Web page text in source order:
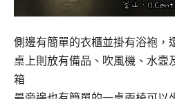
側邊有簡單的衣櫃並掛有浴袍，
桌上則放有備品、吹風機、水壼
箱